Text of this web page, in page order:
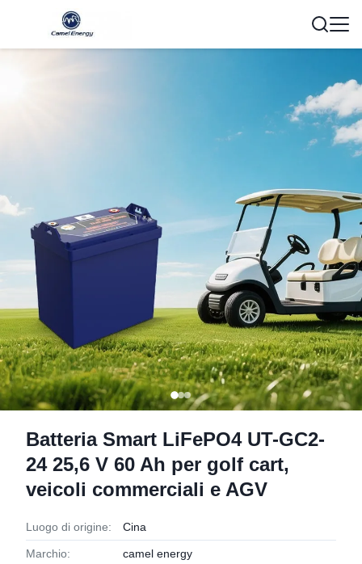
Batteria Smart LiFePO4 UT-GC2-
24 25,6 V 60 Ah per golf cart,
veicoli commerciali e AGV
Luogo di origine: Cina
Marchio: camel energy